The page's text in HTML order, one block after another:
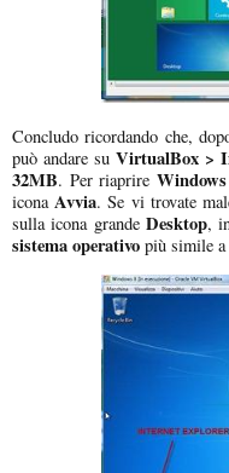
Concludo ricordando che,
può andare su VirtualBox >
32MB. Per riaprire
iconaAvvia. Se vi trovate
sulla icona grande Desktop,
sistema operativo più simile